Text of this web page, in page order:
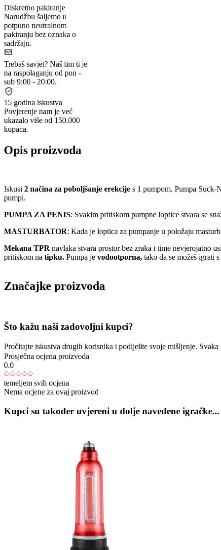
Diskretno pakiranje
Narudžbu šaljemo u
potpuno neutralnom
pakiranju bez oznaka o
sadržaju.
Trebaš savjet? Naš tim ti je
na raspolaganju od pon -
sub 9:00 - 20:00.
15 godina iskustva
Povjerenje nam je već
ukazalo više od 150.000
kupaca.
Opis proizvoda
Iskusi 2 načina za poboljšanje erekcije s 1 pumpom. Pumpa Suck-
pumpi.
PUMPA ZA PENIS: Svakim pritiskom pumpne loptice stvara se
MASTURBATOR: Kada je loptica za pumpanje u položaju
Mekana TPR navlaka stvara prostor bez zraka i time nevjerojatno
pritiskom na tipku. Pumpa je vodootporna, tako da se možeš igrati
Značajke proizvoda
Što kažu naši zadovoljni kupci?
Pročitajte iskustva drugih korisnika i podijelite svoje mišljenje.
Prosječna ocjena proizvoda
0.0
temeljem svih ocjena
Nema ocjene za ovaj proizvod
Kupci su također uvjereni u dolje navedene igračke...